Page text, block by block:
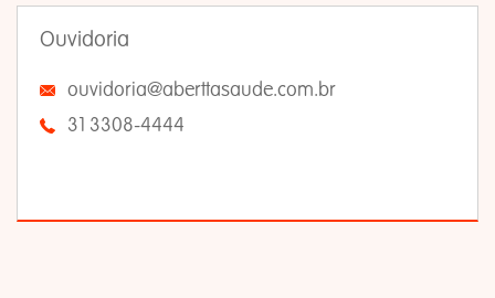
Ouvidoria
ouvidoria@aberttasaude.com.br
31 3308-4444